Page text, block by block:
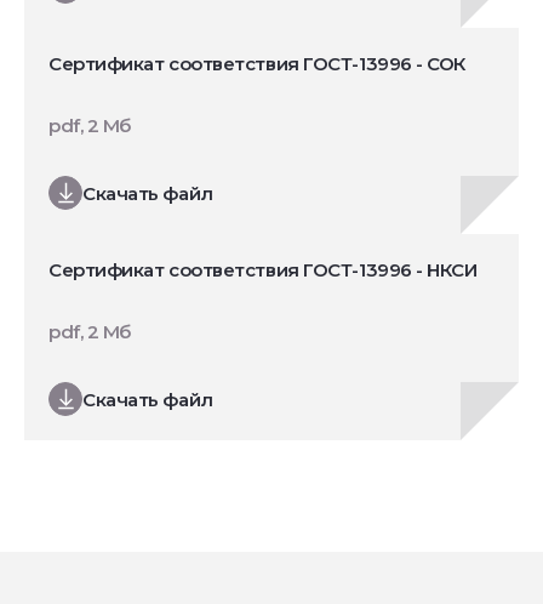
Сертификат соответствия ГОСТ-13996 - СОК
Скачать файл
pdf, 2 Мб
Сертификат соответствия ГОСТ-13996 - НКСИ
Скачать файл
pdf, 2 Мб